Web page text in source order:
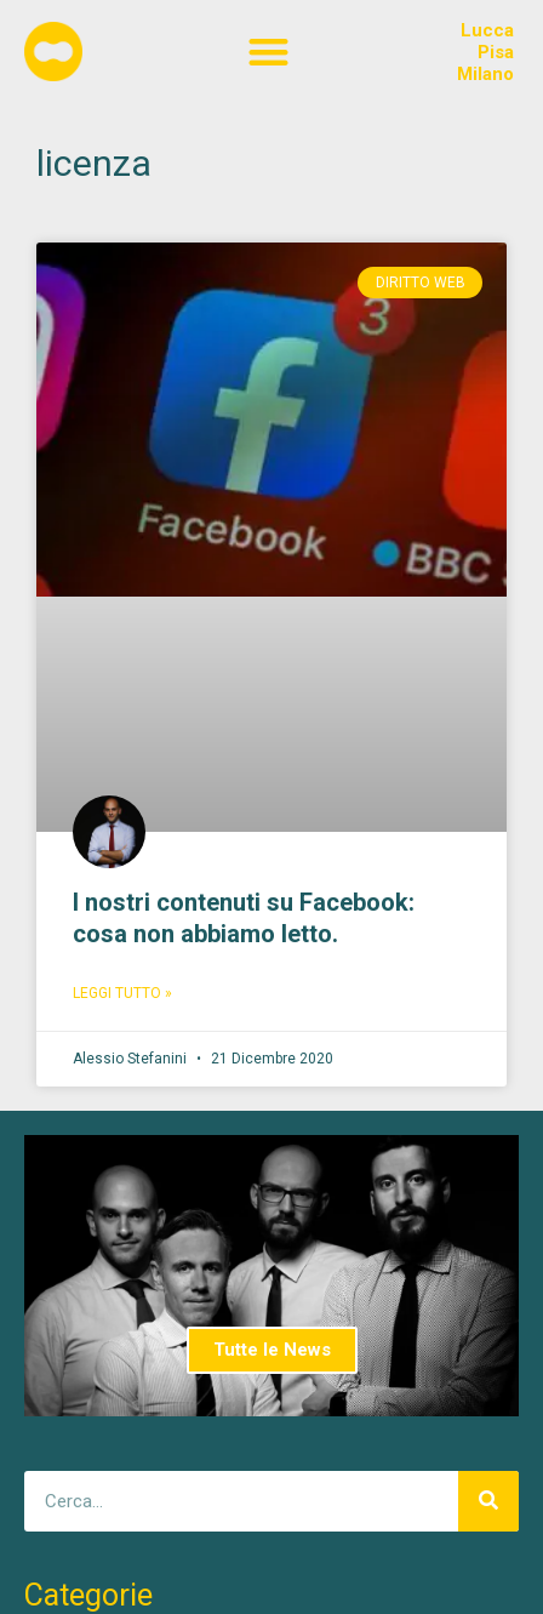
Lucca
Pisa
Milano
licenza
DIRITTO WEB
I nostri contenuti su Facebook:
cosa non abbiamo letto.
LEGGI TUTTO »
Alessio Stefanini 21 Dicembre 2020
Tutte le News
Categorie